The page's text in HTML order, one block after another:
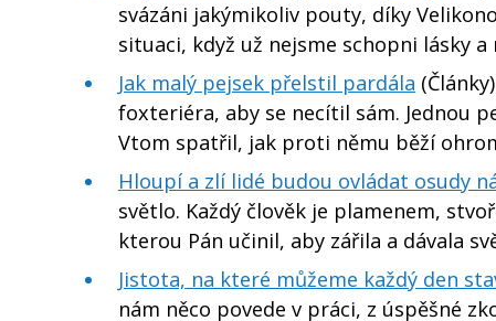
svázáni jakýmikoliv pouty, díky
situaci, když už nejsme schopni lásky
Jak malý pejsek přelstil pardála
foxteriéra, aby se necítil sám. Jednou
Vtom spatřil, jak proti němu běží
Hloupí a zlí lidé budou ovládat osudy
světlo. Každý člověk je plamenem,
kterou Pán učinil, aby zářila a dávala
Jistota, na které můžeme každý den
nám něco povede v práci, z úspěšné